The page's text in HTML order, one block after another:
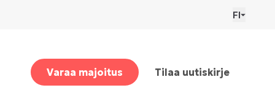
FI
Varaa majoitus Tilaa uutiskirje